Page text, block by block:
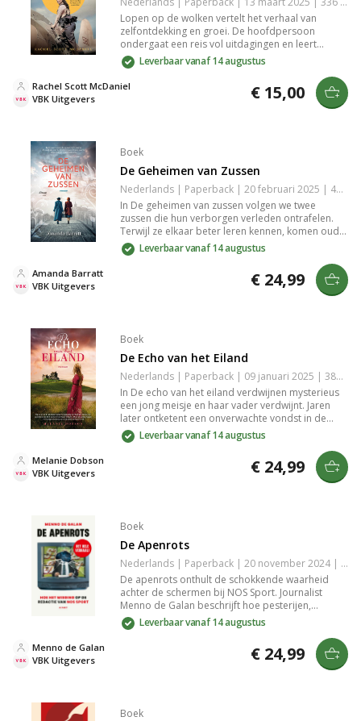
Lopen op de wolken vertelt het verhaal van
zelfontdekking en groei. De hoofdpersoon
ondergaat een reis vol uitdagingen en leert
veerkracht ontwikkelen te midden van
tegenslagen. Met levensechte personages en
meeslepende verhaallijnen wordt de lezer
meegenomen in een inspirerende wereld. Een
aanrader voor iedereen die houdt van avontuur
Leverbaar vanaf 14 augustus
VBK Uitgevers
Rachel Scott McDaniel € 15,00
Boek
De Geheimen van Zussen
Nederlands | Paperback | 20 februari 2025 | 400 pagina's | 9789029737975
In De geheimen van zussen volgen we twee
zussen die hun verborgen verleden ontrafelen.
Terwijl ze elkaar beter leren kennen, komen oude
wonden en geheimen naar voren. Deze
meeslepende roman over familiebanden en de
zoektocht naar de waarheid houdt je ademloos in
zijn greep. Een verhaal van liefde, verraad en de
Leverbaar vanaf 14 augustus
VBK Uitgevers
Amanda Barratt € 24,99
Boek
De Echo van het Eiland
Nederlands | Paperback | 09 januari 2025 | 384 pagina's | 9789029737562
In De echo van het eiland verdwijnen mysterieus
een jong meisje en haar vader verdwijnt. Jaren
later ontketent een onverwachte vondst in de
ruïne van een kasteel een zoektocht naar de
waarheid. Reis mee door heden en verleden in dit
Leverbaar vanaf 14 augustus
VBK Uitgevers
Melanie Dobson € 24,99
Boek
De Apenrots
Nederlands | Paperback | 20 november 2024 | 272 pagina's | 9789021343754
De apenrots onthult de schokkende waarheid
achter de schermen bij NOS Sport. Journalist
Menno de Galan beschrijft hoe pesterijen,
seksisme en machtsspelletjes de cultuur jarenlang
bepaalden en medewerkers in een giftige
Leverbaar vanaf 14 augustus
VBK Uitgevers
Menno de Galan € 24,99
Boek